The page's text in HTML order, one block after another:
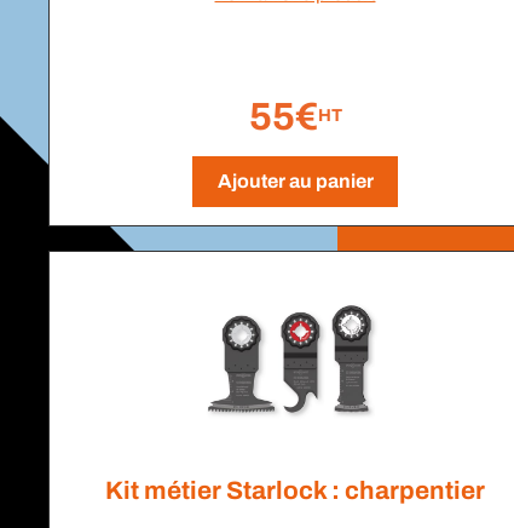
55€HT
Ajouter au panier
Kit métier Starlock : charpentier